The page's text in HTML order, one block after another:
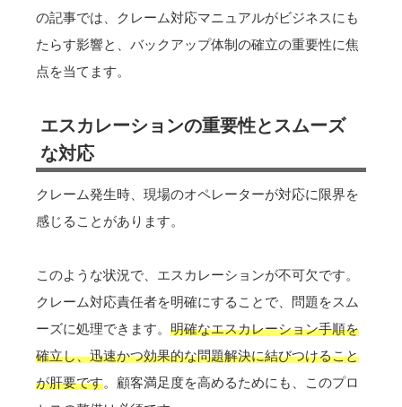
の記事では、クレーム対応マニュアルがビジネスにも
たらす影響と、バックアップ体制の確立の重要性に焦
点を当てます。
エスカレーションの重要性とスムーズ
な対応
クレーム発生時、現場のオペレーターが対応に限界を
感じることがあります。
このような状況で、エスカレーションが不可欠です。
クレーム対応責任者を明確にすることで、問題をスム
ーズに処理できます。 明確なエスカレーション手順を
確立し、迅速かつ効果的な問題解決に結びつけること
が肝要です。顧客満足度を高めるためにも、このプロ